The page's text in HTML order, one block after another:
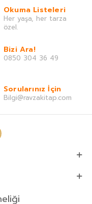
Okuma Listeleri
Her yaşa, her tarza
özel.
Bizi Ara!
0850 304 36 49
Sorularınız İçin
Bilgi@ravzakitap.com